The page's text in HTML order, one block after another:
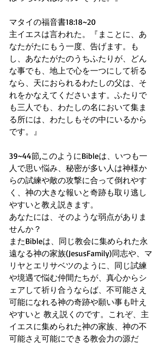
マタイの福音書18:18~20
主イエスは言われた。『まことに、あ
なたがたにもう一度、告げます。も
し、あなたがたのうちふたりが、どん
な事でも、地上で心を一つにして祈る
なら、天におられるわたしの父は、そ
れをかなえてくださいます。ふたりで
も三人でも、わたしの名において集ま
る所には、わたしもその中にいるから
です。』
39~44節,このようにBibleは、いつも一
人で思い悩み、秘密が多い人は神様か
らの試練や敵の攻撃に合って倒れやす
く、神の大きな報いと奇跡も取り逃し
やすいと教え説きます。
あなたには、そのような弱点がありま
せんか？
またBibleは、同じ教会に集められた永
遠なる神の家族(JesusFamily)同志や、マ
リヤとエリサベツのように、同じ試練
や境遇で悩む仲間たちが、真心からシ
ェアして祈り合うならば、不可能さえ
可能になれる神の奇跡や願い事も叶え
やすいと 教え説くのです。これぞ、主
イエスに集められた神の家族、神の不
可能さえ可能にできる教会力の源だ